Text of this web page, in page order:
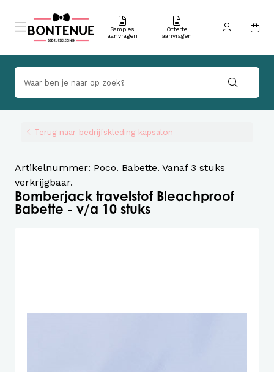
Samples
aanvragen
Offerte
aanvragen
Terug naar bedrijfskleding kapsalon
Artikelnummer: Poco. Babette. Vanaf 3 stuks
verkrijgbaar.
Bomberjack travelstof Bleachproof
Babette - v/a 10 stuks